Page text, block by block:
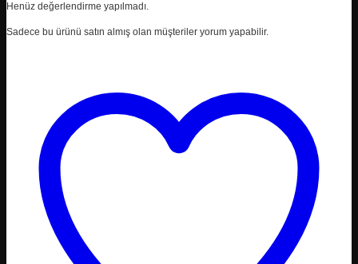
Henüz değerlendirme yapılmadı.
Sadece bu ürünü satın almış olan müşteriler yorum yapabilir.